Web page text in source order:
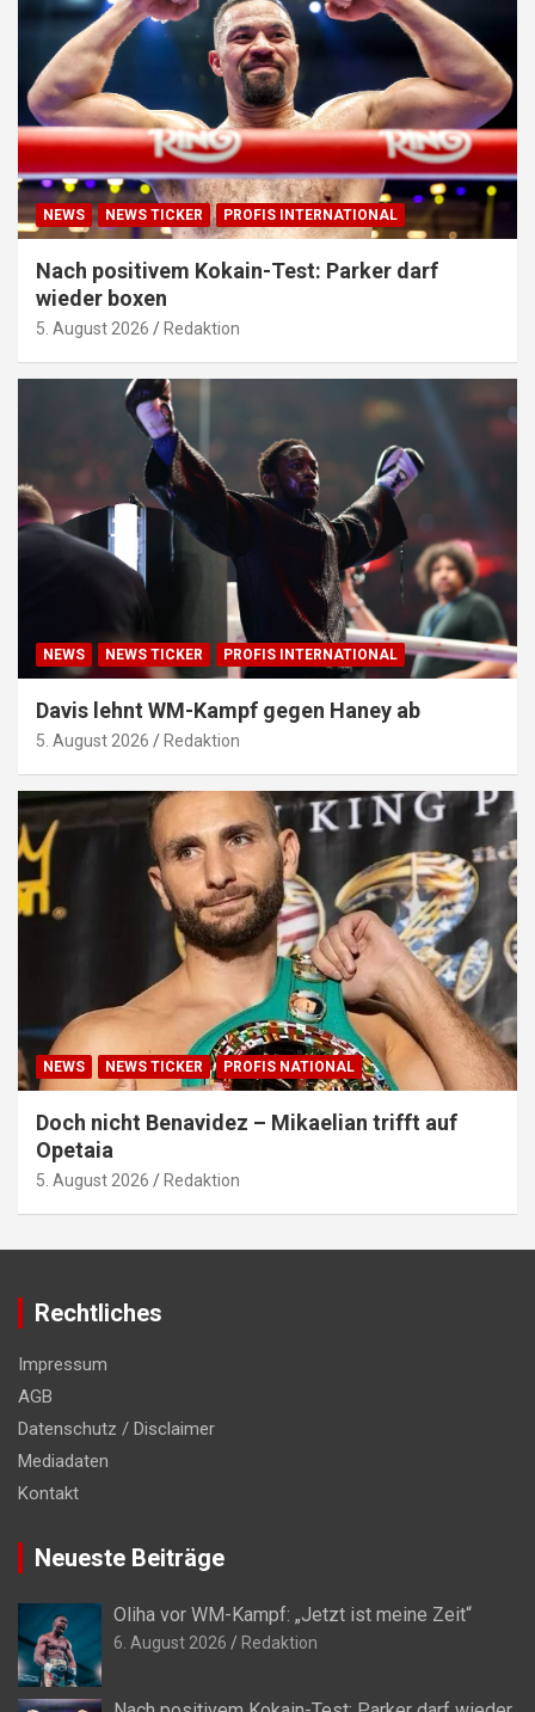
NEWS NEWS TICKER PROFIS INTERNATIONAL
Nach positivem Kokain-Test: Parker darf
wieder boxen
5. August 2026 Redaktion
NEWS NEWS TICKER PROFIS INTERNATIONAL
Davis lehnt WM-Kampf gegen Haney ab
5. August 2026 Redaktion
NEWS NEWS TICKER PROFIS NATIONAL
Doch nicht Benavidez – Mikaelian trifft auf
Opetaia
5. August 2026 Redaktion
Rechtliches
Impressum
AGB
Datenschutz / Disclaimer
Mediadaten
Kontakt
Neueste Beiträge
Oliha vor WM-Kampf: „Jetzt ist meine Zeit“
6. August 2026 Redaktion